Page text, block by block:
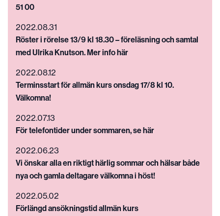
51 00
2022.08.31
Röster i rörelse 13/9 kl 18.30 – föreläsning och samtal
med Ulrika Knutson. Mer info här
2022.08.12
Terminsstart för allmän kurs onsdag 17/8 kl 10.
Välkomna!
2022.07.13
För telefontider under sommaren, se här
2022.06.23
Vi önskar alla en riktigt härlig sommar och hälsar både
nya och gamla deltagare välkomna i höst!
2022.05.02
Förlängd ansökningstid allmän kurs